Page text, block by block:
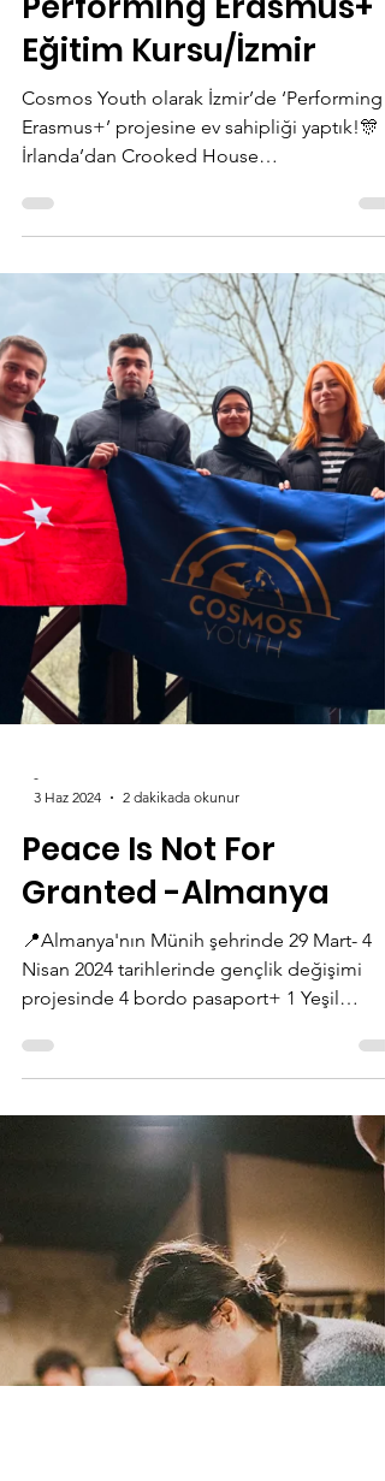
1 dakikada okunur
Performing Erasmus+
Eğitim Kursu/İzmir
Cosmos Youth olarak İzmir’de ‘Performing
Erasmus+’ projesine ev sahipliği yaptık!🎊
İrlanda’dan Crooked House
koordinatörlüğünde,...
2 dakikada okunur
Peace Is Not For
Granted -Almanya
📍Almanya'nın Münih şehrinde 29 Mart- 4
Nisan 2024 tarihlerinde gençlik değişimi
projesinde 4 bordo pasaport+ 1 Yeşil